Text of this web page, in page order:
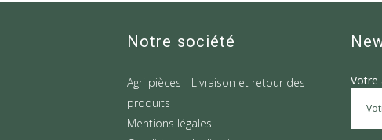
Notre société
Agri pièces - Livraison et retour des
produits
Mentions légales
Votre